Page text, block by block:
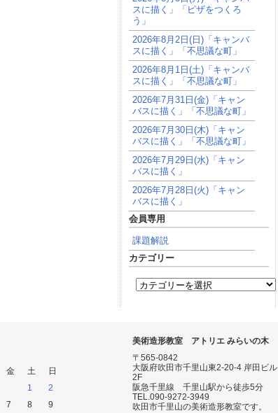
スに描く」「ピザをつくろ
う」
2026年8月2日(日)「キャンバ
スに描く」「不思議な町」
2026年8月1日(土)「キャンバ
スに描く」「不思議な町」
2026年7月31日(金)「キャン
バスに描く」「不思議な町」
2026年7月30日(木)「キャン
バスに描く」「不思議な町」
2026年7月29日(水)「キャン
バスに描く」
2026年7月28日(火)「キャン
バスに描く」
会員専用
課題解説
カテゴリー
金 土 日
1
2
7 8
9
美術造形教室 アトリエ みらいの木
〒565-0842
大阪府吹田市千里山東2-20-4 岸田ビル
2F
阪急千里線 千里山駅から徒歩5分
TEL.090-9272-3949
吹田市千里山の美術造形教室です。